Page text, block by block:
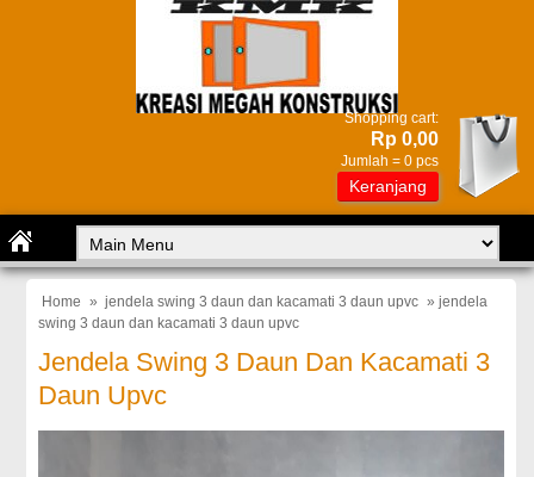
Shopping cart:
Rp 0,00
Jumlah = 0 pcs
Keranjang
Home » jendela swing 3 daun dan kacamati 3 daun upvc » jendela
swing 3 daun dan kacamati 3 daun upvc
Jendela Swing 3 Daun Dan Kacamati 3
Daun Upvc